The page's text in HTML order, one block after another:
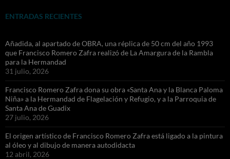
ENTRADAS RECIENTES
Añadida, al apartado de OBRA, una réplica de 50 cm del año 1993
que Francisco Romero Zafra realizó de La Amargura de la Rambla
para la Hermandad
31 julio, 2026
Francisco Romero Zafra dona su obra «Santa Ana y la Blanca Paloma
Niña» a la Hermandad de Flagelación y Refugio, y a la Parroquia de
Santa Ana de Guadix
27 julio, 2026
El origen artístico de Francisco Romero Zafra está ligado a la pintura
al óleo y al dibujo de manera autodidacta
12 abril, 2026